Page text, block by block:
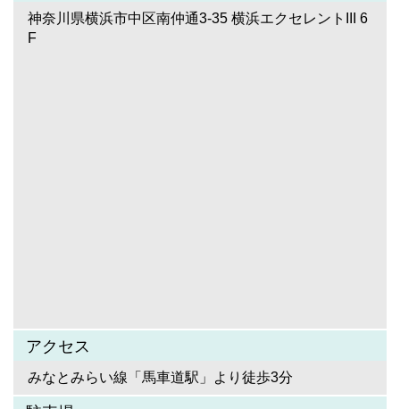
神奈川県横浜市中区南仲通3-35 横浜エクセレントIII 6
F
アクセス
みなとみらい線「馬車道駅」より徒歩3分